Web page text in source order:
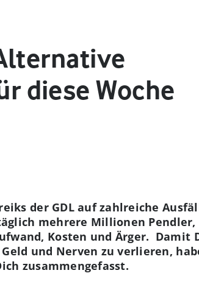
diese Woche
der GDL auf zahlreiche
mehrere Millionen Pendler,
Kosten und Ärger. Damit
und Nerven zu verlieren,
zusammengefasst.